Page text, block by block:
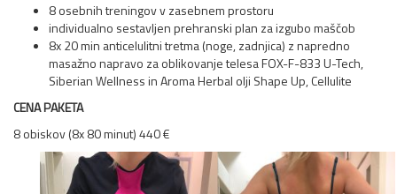
8 osebnih treningov v zasebnem prostoru
individualno sestavljen prehranski plan za izgubo maščob
8x 20 min anticelulitni tretma (noge, zadnjica) z napredno
masažno napravo za oblikovanje telesa FOX-F-833 U-Tech,
Siberian Wellness in Aroma Herbal olji Shape Up, Cellulite
CENA PAKETA
8 obiskov (8x 80 minut) 440 €